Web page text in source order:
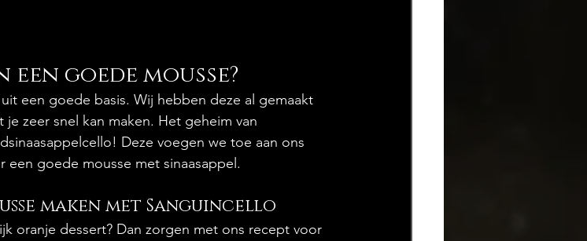
goede mousse?
een goede basis. Wij hebben deze al gemaakt
zeer snel kan maken. Het geheim van
Deze voegen we toe aan ons
goede mousse met sinaasappel.
maken met Sanguincello
oranje dessert? Dan zorgen met ons recept voor